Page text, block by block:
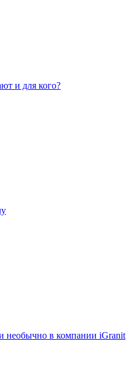
и для кого?
необычно в компании iGranit